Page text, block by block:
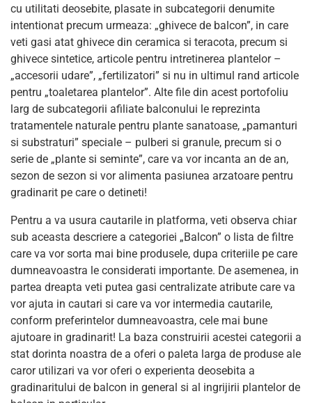
cu utilitati deosebite, plasate in subcategorii denumite
intentionat precum urmeaza: „ghivece de balcon”, in care
veti gasi atat ghivece din ceramica si teracota, precum si
ghivece sintetice, articole pentru intretinerea plantelor –
„accesorii udare”, „fertilizatori” si nu in ultimul rand articole
pentru „toaletarea plantelor”. Alte file din acest portofoliu
larg de subcategorii afiliate balconului le reprezinta
tratamentele naturale pentru plante sanatoase, „pamanturi
si substraturi” speciale – pulberi si granule, precum si o
serie de „plante si seminte”, care va vor incanta an de an,
sezon de sezon si vor alimenta pasiunea arzatoare pentru
gradinarit pe care o detineti!
Pentru a va usura cautarile in platforma, veti observa chiar
sub aceasta descriere a categoriei „Balcon” o lista de filtre
care va vor sorta mai bine produsele, dupa criteriile pe care
dumneavoastra le considerati importante. De asemenea, in
partea dreapta veti putea gasi centralizate atribute care va
vor ajuta in cautari si care va vor intermedia cautarile,
conform preferintelor dumneavoastra, cele mai bune
ajutoare in gradinarit! La baza construirii acestei categorii a
stat dorinta noastra de a oferi o paleta larga de produse ale
caror utilizari va vor oferi o experienta deosebita a
gradinaritului de balcon in general si al ingrijirii plantelor de